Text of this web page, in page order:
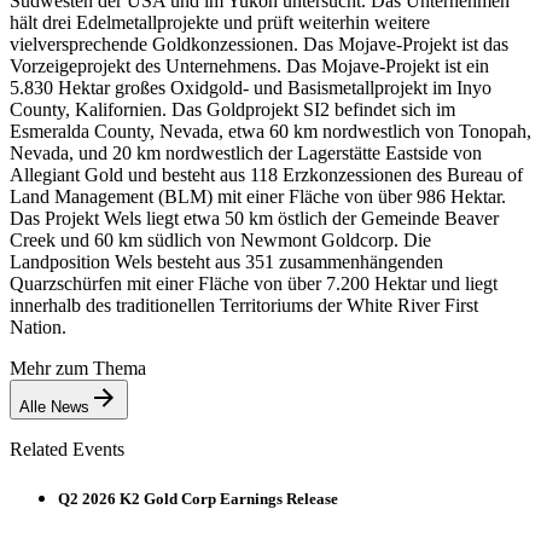
hält drei Edelmetallprojekte und prüft weiterhin weitere
vielversprechende Goldkonzessionen. Das Mojave-Projekt ist das
Vorzeigeprojekt des Unternehmens. Das Mojave-Projekt ist ein
5.830 Hektar großes Oxidgold- und Basismetallprojekt im Inyo
County, Kalifornien. Das Goldprojekt SI2 befindet sich im
Esmeralda County, Nevada, etwa 60 km nordwestlich von Tonopah,
Nevada, und 20 km nordwestlich der Lagerstätte Eastside von
Allegiant Gold und besteht aus 118 Erzkonzessionen des Bureau of
Land Management (BLM) mit einer Fläche von über 986 Hektar.
Das Projekt Wels liegt etwa 50 km östlich der Gemeinde Beaver
Creek und 60 km südlich von Newmont Goldcorp. Die
Landposition Wels besteht aus 351 zusammenhängenden
Quarzschürfen mit einer Fläche von über 7.200 Hektar und liegt
innerhalb des traditionellen Territoriums der White River First
Nation.
Mehr zum Thema
Alle News
Related Events
Q2 2026 K2 Gold Corp Earnings Release